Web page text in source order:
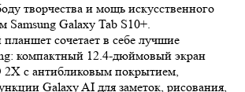
творчества и мощь искусственного
Samsung Galaxy Tab S10+.
сочетает в себе лучшие
компактный 12.4-дюймовый экран
с антибликовым покрытием,
Galaxy AI для заметок, рисования,